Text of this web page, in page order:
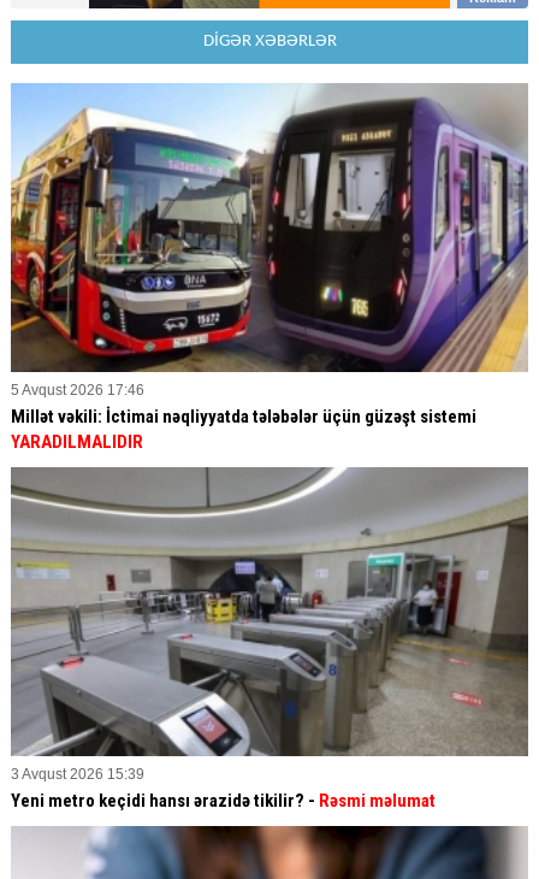
DİGƏR XƏBƏRLƏR
5 Avqust 2026 17:46
Millət vəkili: İctimai nəqliyyatda tələbələr üçün güzəşt sistemi
YARADILMALIDIR
3 Avqust 2026 15:39
Yeni metro keçidi hansı ərazidə tikilir? - Rəsmi məlumat